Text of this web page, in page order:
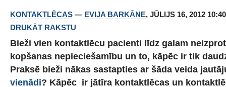
KONTAKTLĒCAS — EVIJA BARKĀNE, JŪLIJS 16, 2012
DRUKĀT RAKSTU
Bieži vien kontaktlēcu pacienti līdz galam
kopšanas nepieciešamību un to, kāpēc ir tik
Praksē bieži nākas sastapties ar šāda veida
vienādi? Kāpēc ir jātīra kontaktlēcas un